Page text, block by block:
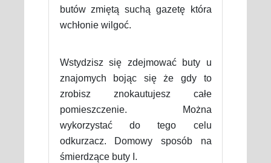
butów zmiętą suchą gazetę która
wchłonie wilgoć.
Wstydzisz się zdejmować buty u
znajomych bojąc się że gdy to
zrobisz znokautujesz całe
pomieszczenie. Można
wykorzystać do tego celu
odkurzacz. Domowy sposób na
śmierdzące buty I.